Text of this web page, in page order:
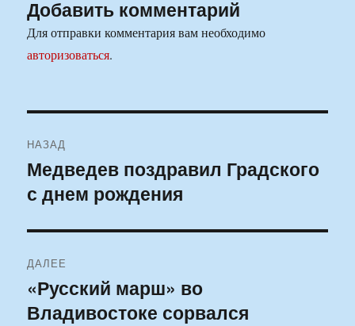
Добавить комментарий
Для отправки комментария вам необходимо
авторизоваться.
по
записям
НАЗАД
Предыдущая
запись:
Медведев поздравил Градского
с днем рождения
ДАЛЕЕ
Следующая
запись:
«Русский марш» во
Владивостоке сорвался